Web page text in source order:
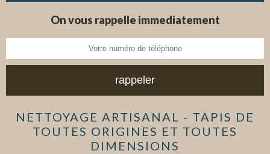
On vous rappelle immediatement
NETTOYAGE ARTISANAL - TAPIS DE
TOUTES ORIGINES ET TOUTES
DIMENSIONS